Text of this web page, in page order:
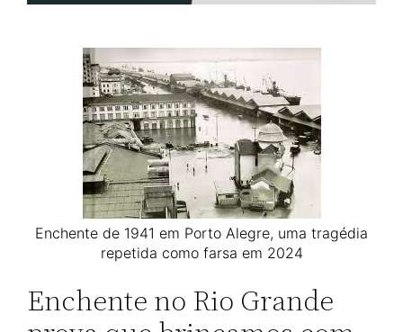
Enchente de 1941 em Porto Alegre, uma tragédia
repetida como farsa em 2024
Enchente no Rio Grande